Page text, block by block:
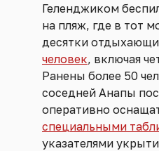
Геленджиком
на пляж, где в тот
десятки
человек, включая
Ранены более 50
соседней Анапы
оперативно
специальными
указателями